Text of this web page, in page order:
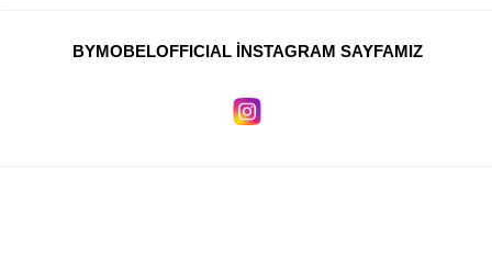
BYMOBELOFFICIAL İNSTAGRAM SAYFAMIZ